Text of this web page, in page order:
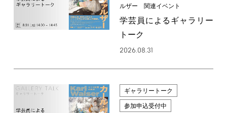
ルザー 関連イベント
学芸員によるギャラリー
トーク
2026.08.31
ギャラリートーク
参加申込受付中